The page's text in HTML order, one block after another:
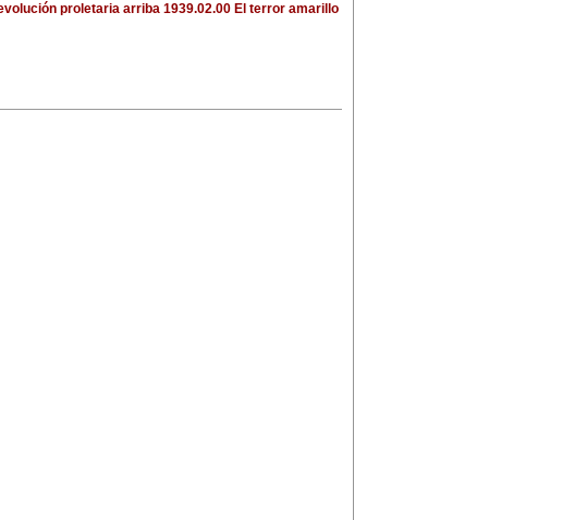
proletaria arriba 1939.02.00 El terror amarillo